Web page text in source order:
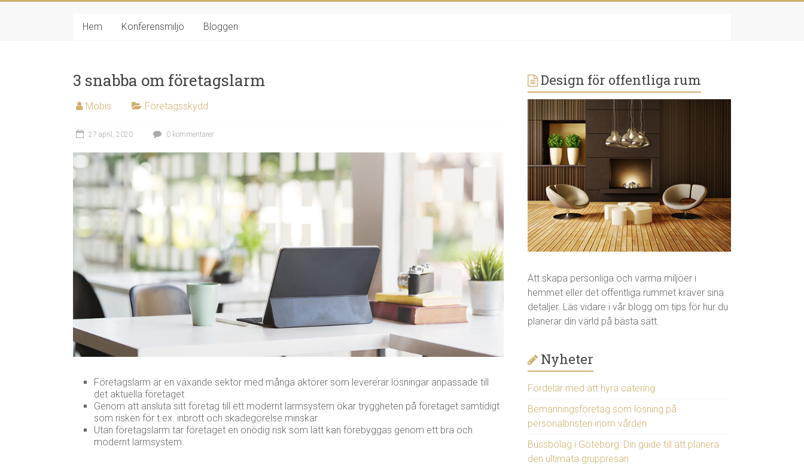
Möbler
Design
hemmet
publika
miljöer
Hem Konferensmiljö Bloggen
3 snabba om företagslarm
Mobis Företagsskydd
27 april, 2020 0 kommentarer
Företagslarm är en växande sektor med många aktörer som levererar lösningar anpassade till
det aktuella företaget
Genom att ansluta sitt företag till ett modernt larmsystem ökar tryggheten på företaget samtidigt
som risken för t.ex. inbrott och skadegörelse minskar.
Utan företagslarm tar företaget en onödig risk som lätt kan förebyggas genom ett bra och
modernt larmsystem.
Design för offentliga rum
Att skapa personliga och varma miljöer i
hemmet eller det offentliga rummet kräver sina
detaljer. Läs vidare i vår blogg om tips för hur du
planerar din värld på bästa sätt.
Nyheter
Fördelar med att hyra catering
Bemanningsföretag som lösning på
personalbristen inom vården
Bussbolag i Göteborg: Din guide till att planera
den ultimata gruppresan